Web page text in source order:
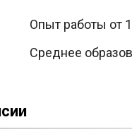
Опыт работы от
Среднее